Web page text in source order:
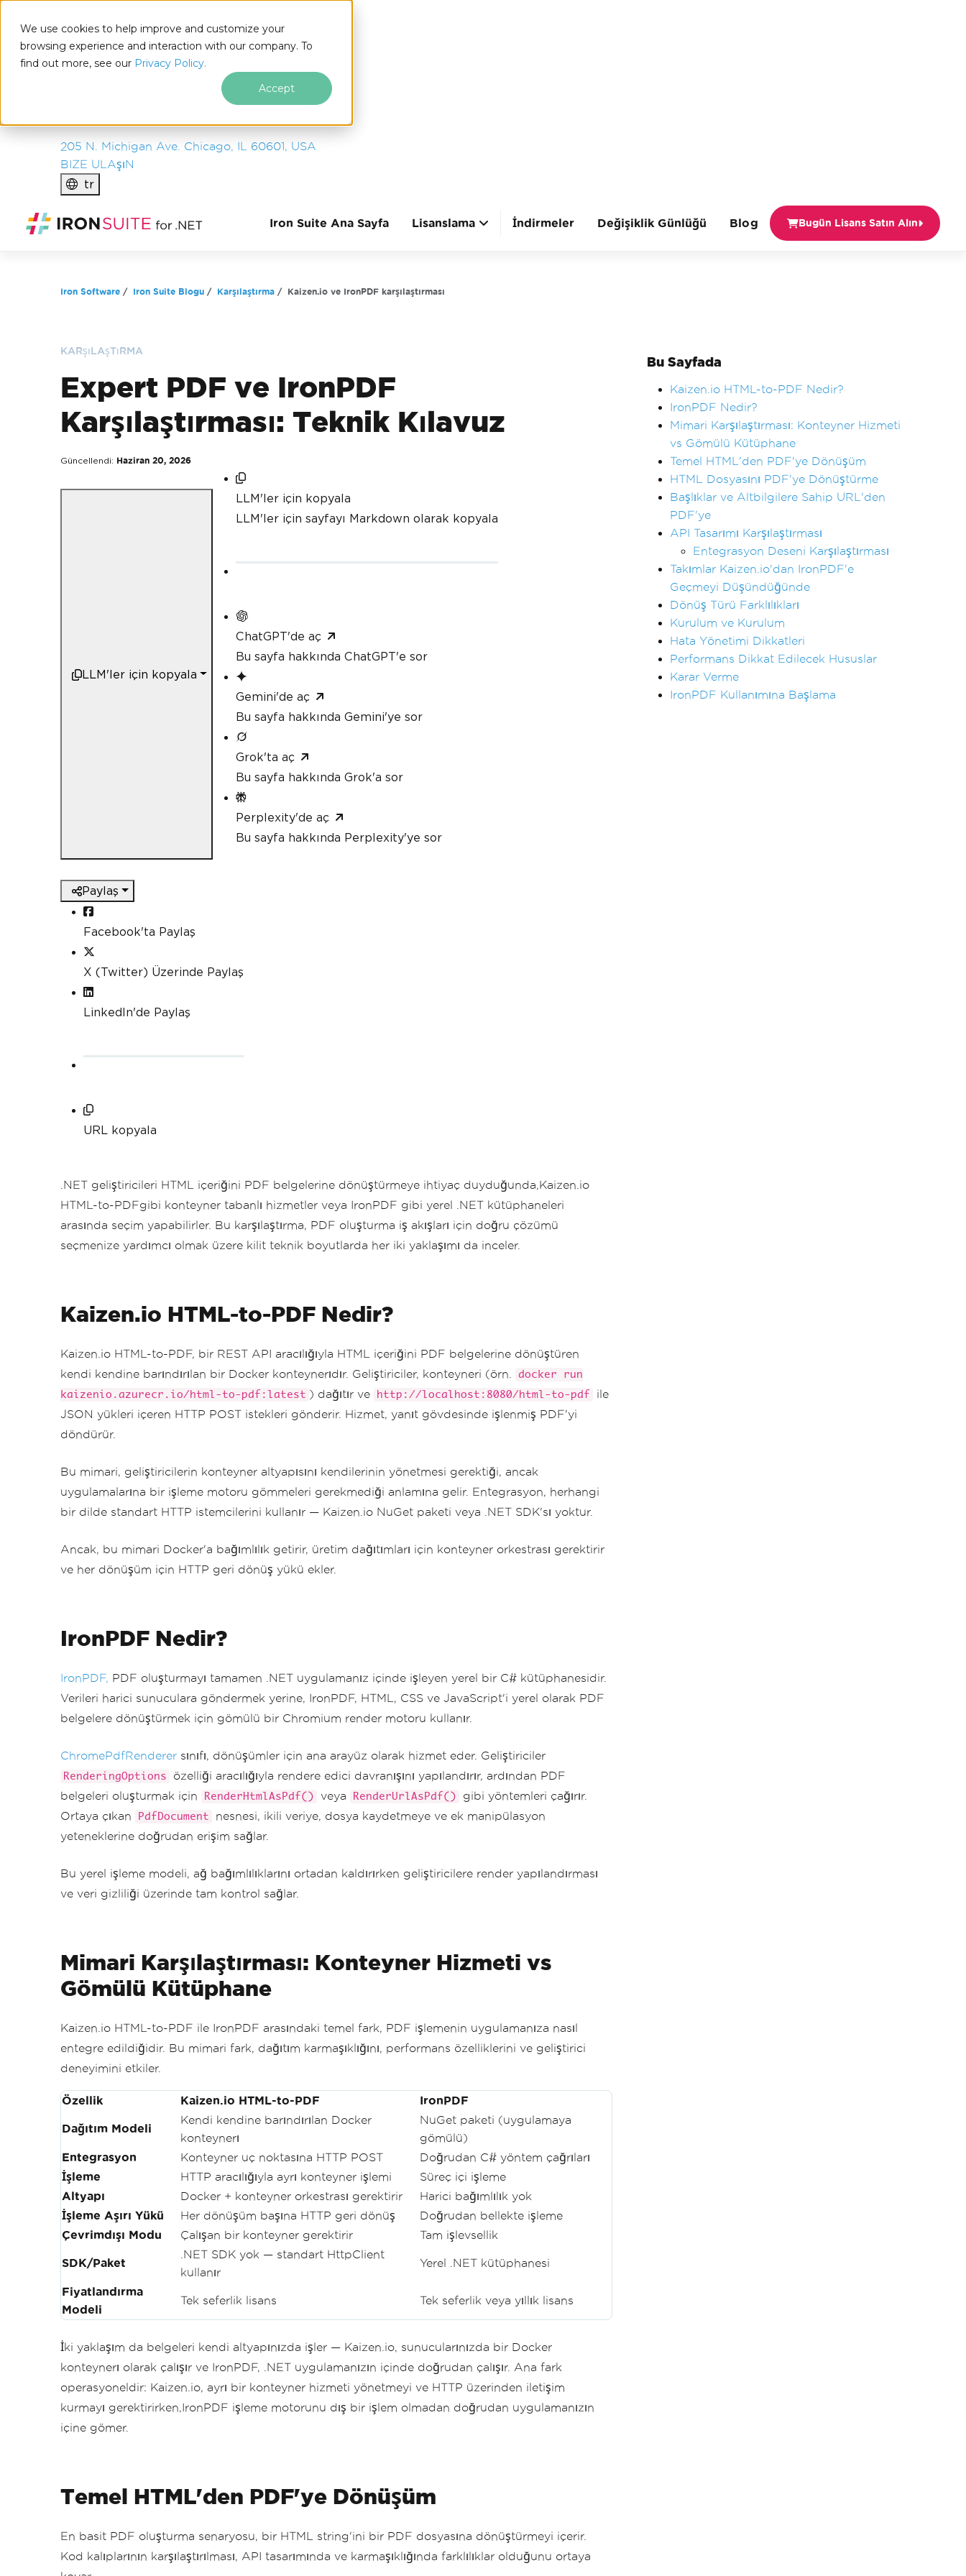
We use cookies to help improve and customize your
browsing experience and interaction with our company. To
find out more, see our Privacy Policy.
Accept
IRONSOFTWARE
ÜRüNLER
KURUM
205 N. Michigan Ave. Chicago, IL 60601, USA
BIZE ULAşıN
tr
Iron Suite Ana Sayfa
Lisanslama İndirmeler Değişiklik Günlüğü Blog Bugün Lisans Satın Alın
Iron Software Iron Suite Blogu Karşılaştırma Kaizen.io ve IronPDF karşılaştırması
KARşıLAşTıRMA
Expert PDF ve IronPDF
Karşılaştırması: Teknik Kılavuz
Güncellendi: Haziran 20, 2026
LLM'ler için kopyala
LLM'ler için kopyala
LLM'ler için sayfayı Markdown olarak kopyala
ChatGPT'de aç
Bu sayfa hakkında ChatGPT'e sor
Gemini'de aç
Bu sayfa hakkında Gemini'ye sor
Grok'ta aç
Bu sayfa hakkında Grok'a sor
Perplexity'de aç
Bu sayfa hakkında Perplexity'ye sor
Paylaş
Facebook'ta Paylaş
X (Twitter) Üzerinde Paylaş
LinkedIn'de Paylaş
URL kopyala
.NET geliştiricileri HTML içeriğini PDF belgelerine dönüştürmeye ihtiyaç duyduğunda,Kaizen.io
HTML-to-PDFgibi konteyner tabanlı hizmetler veya IronPDF gibi yerel .NET kütüphaneleri
arasında seçim yapabilirler. Bu karşılaştırma, PDF oluşturma iş akışları için doğru çözümü
seçmenize yardımcı olmak üzere kilit teknik boyutlarda her iki yaklaşımı da inceler.
Kaizen.io HTML-to-PDF Nedir?
Kaizen.io HTML-to-PDF, bir REST API aracılığıyla HTML içeriğini PDF belgelerine dönüştüren
kendi kendine barındırılan bir Docker konteynerıdır. Geliştiriciler, konteyneri (örn.
docker run
kaizenio.azurecr.io/html-to-pdf:latest ) dağıtır ve http://localhost:8080/html-to-pdf
ile
JSON yükleri içeren HTTP POST istekleri gönderir. Hizmet, yanıt gövdesinde işlenmiş PDF'yi
döndürür.
Bu mimari, geliştiricilerin konteyner altyapısını kendilerinin yönetmesi gerektiği, ancak
uygulamalarına bir işleme motoru gömmeleri gerekmediği anlamına gelir. Entegrasyon, herhangi
bir dilde standart HTTP istemcilerini kullanır — Kaizen.io NuGet paketi veya .NET SDK'sı yoktur.
Ancak, bu mimari Docker'a bağımlılık getirir, üretim dağıtımları için konteyner orkestrası gerektirir
ve her dönüşüm için HTTP geri dönüş yükü ekler.
IronPDF Nedir?
IronPDF, PDF oluşturmayı tamamen .NET uygulamanız içinde işleyen yerel bir C# kütüphanesidir.
Verileri harici sunuculara göndermek yerine, IronPDF, HTML, CSS ve JavaScript'i yerel olarak PDF
belgelere dönüştürmek için gömülü bir Chromium render motoru kullanır.
ChromePdfRenderer sınıfı, dönüşümler için ana arayüz olarak hizmet eder. Geliştiriciler
RenderingOptions
özelliği aracılığıyla rendere edici davranışını yapılandırır, ardından PDF
belgeleri oluşturmak için
RenderHtmlAsPdf() veya RenderUrlAsPdf()
gibi yöntemleri çağırır.
Ortaya çıkan
PdfDocument
nesnesi, ikili veriye, dosya kaydetmeye ve ek manipülasyon
yeteneklerine doğrudan erişim sağlar.
Bu yerel işleme modeli, ağ bağımlılıklarını ortadan kaldırırken geliştiricilere render yapılandırması
ve veri gizliliği üzerinde tam kontrol sağlar.
Mimari Karşılaştırması: Konteyner Hizmeti vs
Gömülü Kütüphane
Kaizen.io HTML-to-PDF ile IronPDF arasındaki temel fark, PDF işlemenin uygulamanıza nasıl
entegre edildiğidir. Bu mimari fark, dağıtım karmaşıklığını, performans özelliklerini ve geliştirici
deneyimini etkiler.
Özellik Kaizen.io HTML-to-PDF IronPDF
Dağıtım Modeli
Kendi kendine barındırılan Docker
konteynerı
NuGet paketi (uygulamaya
gömülü)
Entegrasyon
Konteyner uç noktasına HTTP POST
Doğrudan C# yöntem çağrıları
İşleme
HTTP aracılığıyla ayrı konteyner işlemi
Süreç içi işleme
Altyapı
Docker + konteyner orkestrası gerektirir
Harici bağımlılık yok
İşleme Aşırı Yükü
Her dönüşüm başına HTTP geri dönüş
Doğrudan bellekte işleme
Çevrimdışı Modu
Çalışan bir konteyner gerektirir Tam işlevsellik
SDK/Paket
.NET SDK yok — standart HttpClient
kullanır
Yerel .NET kütüphanesi
Fiyatlandırma
Modeli
Tek seferlik lisans Tek seferlik veya yıllık lisans
İki yaklaşım da belgeleri kendi altyapınızda işler — Kaizen.io, sunucularınızda bir Docker
konteynerı olarak çalışır ve IronPDF, .NET uygulamanızın içinde doğrudan çalışır. Ana fark
operasyoneldir: Kaizen.io, ayrı bir konteyner hizmeti yönetmeyi ve HTTP üzerinden iletişim
kurmayı gerektirirken,IronPDF işleme motorunu dış bir işlem olmadan doğrudan uygulamanızın
içine gömer.
Temel HTML'den PDF'ye Dönüşüm
En basit PDF oluşturma senaryosu, bir HTML string'ini bir PDF dosyasına dönüştürmeyi içerir.
Kod kalıplarının karşılaştırılması, API tasarımında ve karmaşıklığında farklılıklar olduğunu ortaya
Bu Sayfada
Kaizen.io HTML-to-PDF Nedir?
IronPDF Nedir?
Mimari Karşılaştırması: Konteyner Hizmeti
vs Gömülü Kütüphane
Temel HTML'den PDF'ye Dönüşüm
HTML Dosyasını PDF'ye Dönüştürme
Başlıklar ve Altbilgilere Sahip URL'den
PDF'ye
API Tasarımı Karşılaştırması
Entegrasyon Deseni Karşılaştırması
Takımlar Kaizen.io'dan IronPDF'e
Geçmeyi Düşündüğünde
Dönüş Türü Farklılıkları
Kurulum ve Kurulum
Hata Yönetimi Dikkatleri
Performans Dikkat Edilecek Hususlar
Karar Verme
IronPDF Kullanımına Başlama